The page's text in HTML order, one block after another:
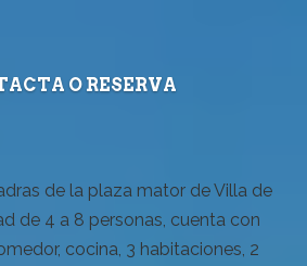
O RESERVA
de la plaza mator de Villa de
de 4 a 8 personas, cuenta con
cocina, 3 habitaciones, 2